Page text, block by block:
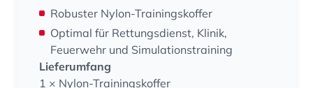
Robuster Nylon-Trainingskoffer
Optimal für Rettungsdienst, Klinik,
Feuerwehr und Simulationstraining
Lieferumfang
1 × Nylon-Trainingskoffer